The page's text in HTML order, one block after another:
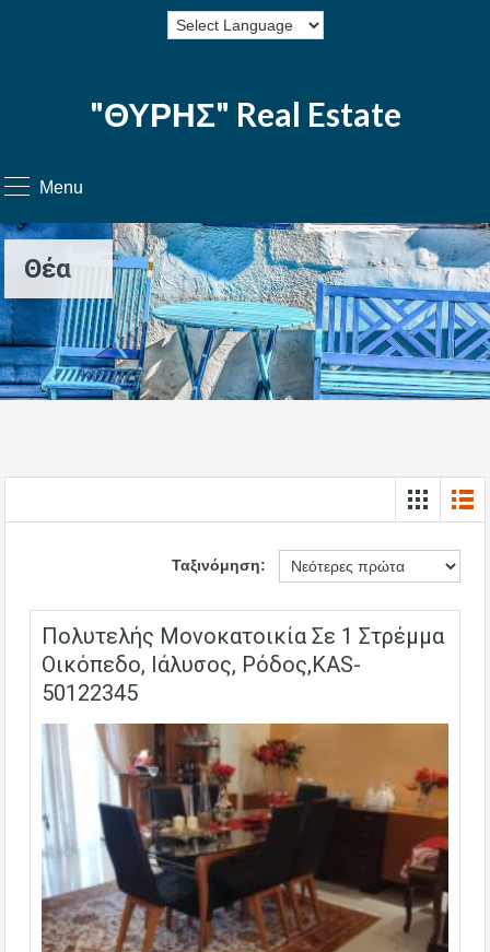
"ΘΥΡΗΣ" Real Estate
Menu
Θέα
Ταξινόμηση:
Πολυτελής Μονοκατοικία Σε 1 Στρέμμα
Οικόπεδο, Ιάλυσος, Ρόδος,KAS-
50122345